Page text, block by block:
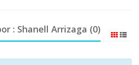
: Shanell Arrizaga (0)